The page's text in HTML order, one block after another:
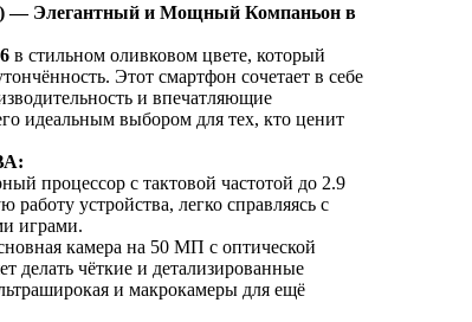
— Элегантный и Мощный Компаньон в
в стильном оливковом цвете, который
Этот смартфон сочетает в себе
и впечатляющие
идеальным выбором для тех, кто ценит
процессор с тактовой частотой до 2.9
устройства, легко справляясь с
играми.
камера на 50 МП с оптической
делать чёткие и детализированные
и макрокамеры для ещё